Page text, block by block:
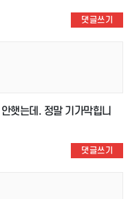
댓글쓰기
햇는데. 정말 기가막힙니
댓글쓰기